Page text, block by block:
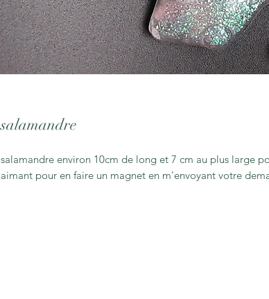
salamandre
salamandre environ 10cm de long et 7 cm au plus large
aimant pour en faire un magnet en m'envoyant votre